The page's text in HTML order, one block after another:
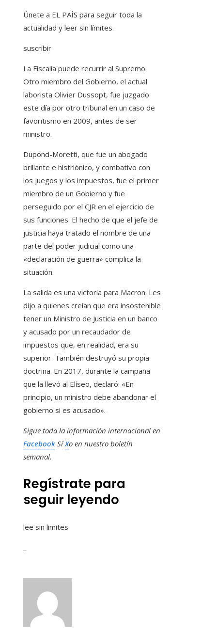
Únete a EL PAÍS para seguir toda la
actualidad y leer sin límites.
suscribir
La Fiscalía puede recurrir al Supremo.
Otro miembro del Gobierno, el actual
laborista Olivier Dussopt, fue juzgado
este día por otro tribunal en un caso de
favoritismo en 2009, antes de ser
ministro.
Dupond-Moretti, que fue un abogado
brillante e histriónico, y combativo con
los juegos y los impuestos, fue el primer
miembro de un Gobierno y fue
perseguido por el CJR en el ejercicio de
sus funciones. El hecho de que el jefe de
justicia haya tratado el nombre de una
parte del poder judicial como una
«declaración de guerra» complica la
situación.
La salida es una victoria para Macron. Les
dijo a quienes creían que era insostenible
tener un Ministro de Justicia en un banco
y acusado por un recaudador de
impuestos que, en realidad, era su
superior. También destruyó su propia
doctrina. En 2017, durante la campaña
que la llevó al Elíseo, declaró: «En
principio, un ministro debe abandonar el
gobierno si es acusado».
Sigue toda la información internacional en
Facebook SíXo en nuestro boletín
semanal.
Regístrate para
seguir leyendo
lee sin limites